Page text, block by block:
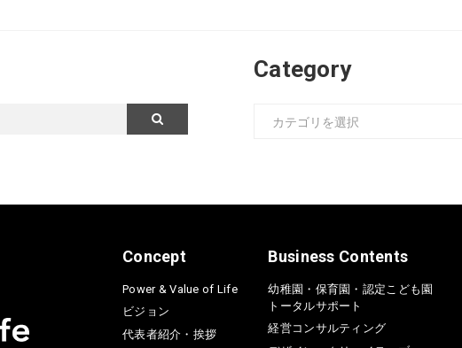
Category
Concept
Power & Value of Life
ビジョン
代表者紹介・挨拶
Business Contents
幼稚園・保育園・認定こども園
トータルサポート
経営コンサルティング